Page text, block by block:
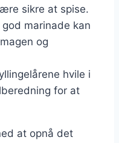
sikre at spise.
god marinade kan
og
hvile i
for at
at opnå det